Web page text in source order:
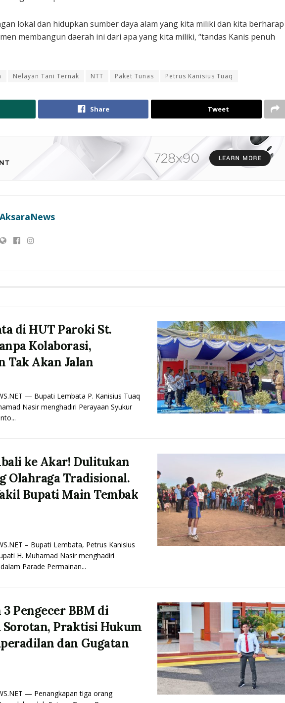
lokal dan hidupkan sumber daya alam yang kita miliki dan kita berharap
membangun daerah ini dari apa yang kita miliki, “tandas Kanis penuh
Nelayan Tani Ternak NTT Paket Tunas Petrus Kanisius Tuaq
Share Tweet
AksaraNews
di HUT Paroki St.
Kolaborasi,
Tak Akan Jalan
— Bupati Lembata P. Kanisius Tuaq
Nasir menghadiri Perayaan Syukur
ke Akar! Dulitukan
Olahraga Tradisional.
Bupati Main Tembak
– Bupati Lembata, Petrus Kanisius
H. Muhamad Nasir menghadiri
Parade Permainan...
Pengecer BBM di
Sorotan, Praktisi Hukum
dan Gugatan
— Penangkapan tiga orang